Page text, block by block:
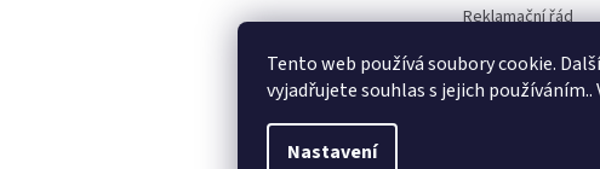
Tento web používá soubory cookie.
vyjadřujete souhlas s jejich
Nastavení
Reklamační řád
kupní smlouvy
Napište nám